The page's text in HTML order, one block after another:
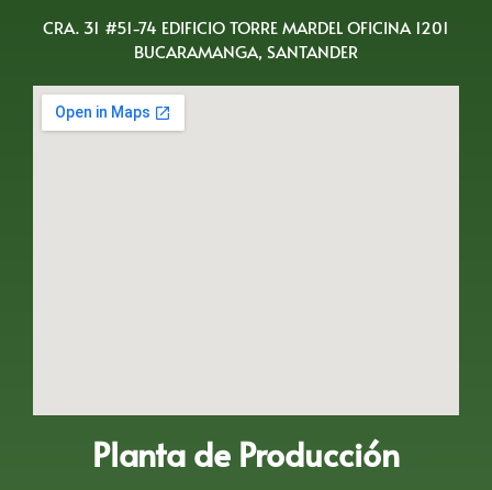
CRA. 31 #51-74 EDIFICIO TORRE MARDEL OFICINA 1201
BUCARAMANGA, SANTANDER
Planta de Producción